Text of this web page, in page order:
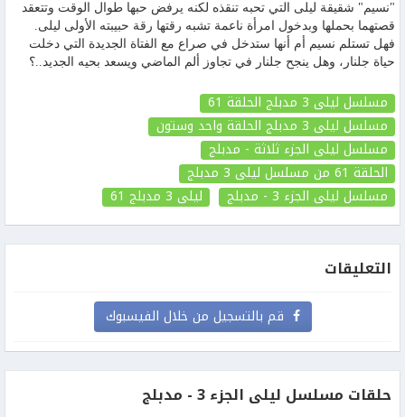
"نسيم" شقيقة ليلى التي تحبه تنقذه لكنه يرفض حبها طوال الوقت وتتعقد
قصتهما بحملها وبدخول امرأة ناعمة تشبه رقتها رقة حبيبته الأولى ليلى.
فهل تستلم نسيم أم أنها ستدخل في صراع مع الفتاة الجديدة التي دخلت
حياة جلنار، وهل ينجح جلنار في تجاوز ألم الماضي ويسعد بحيه الجديد..؟
مسلسل ليلى 3 مدبلج الحلقة 61
مسلسل ليلى 3 مدبلج الحلقة واحد وستون
مسلسل ليلى الجزء ثلاثة - مدبلج
الحلقة 61
من مسلسل ليلى 3 مدبلج
مسلسل ليلى الجزء 3 - مدبلج
ليلى 3 مدبلج 61
التعليقات
قم بالتسجيل من خلال الفيسبوك
حلقات مسلسل ليلى الجزء 3 - مدبلج